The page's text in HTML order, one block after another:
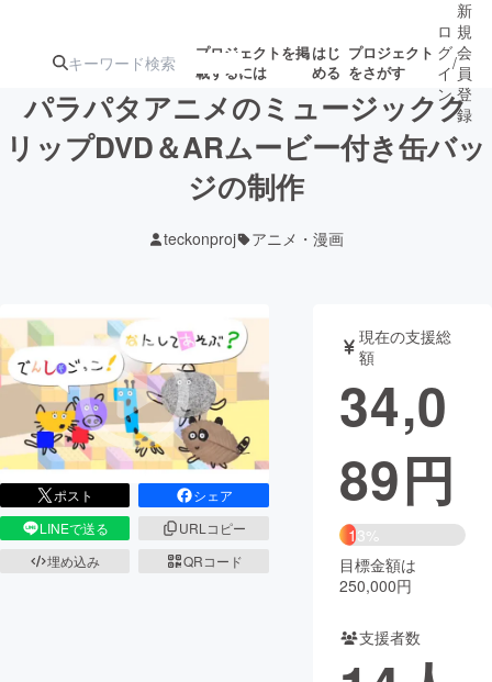
プロジェクトを掲
載するには
はじ
める
プロジェクト
をさがす
注目の新着プロ募集終了が近いプ
テクノロジー・ガジェット
映像・映画 書籍・雑誌
ビジネス・起業 チャレンジ
まちづくり・地域活性化
CAMPFIRE Creation
コミュニティ
ロ
グ
イ
ン
/
新
規
会
員
登
録
パラパタアニメのミュージックク
リップDVD＆ARムービー付き缶バッ
ジの制作
teckonproj アニメ・漫画
ポスト
シェア
LINEで送る
URLコピー
埋め込み
QRコード
現在の支援総
額
34,0
89円
13%
目標金額は
250,000円
支援者数